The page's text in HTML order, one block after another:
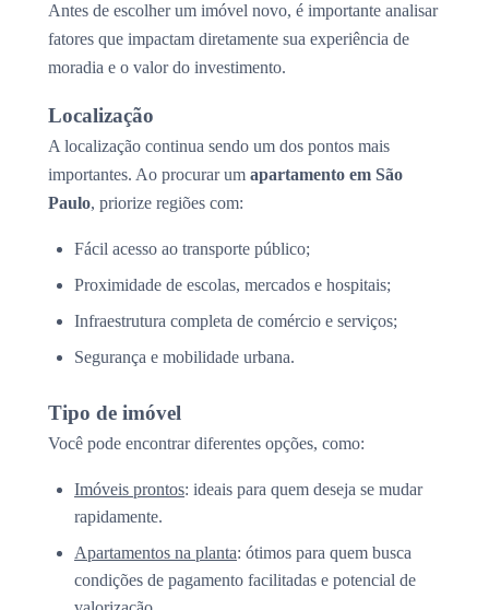
Antes de escolher um imóvel novo, é importante analisar
fatores que impactam diretamente sua experiência de
moradia e o valor do investimento.
Localização
A localização continua sendo um dos pontos mais
importantes. Ao procurar um apartamento em São
Paulo, priorize regiões com:
Fácil acesso ao transporte público;
Proximidade de escolas, mercados e hospitais;
Infraestrutura completa de comércio e serviços;
Segurança e mobilidade urbana.
Tipo de imóvel
Você pode encontrar diferentes opções, como:
Imóveis prontos: ideais para quem deseja se mudar
rapidamente.
Apartamentos na planta: ótimos para quem busca
condições de pagamento facilitadas e potencial de